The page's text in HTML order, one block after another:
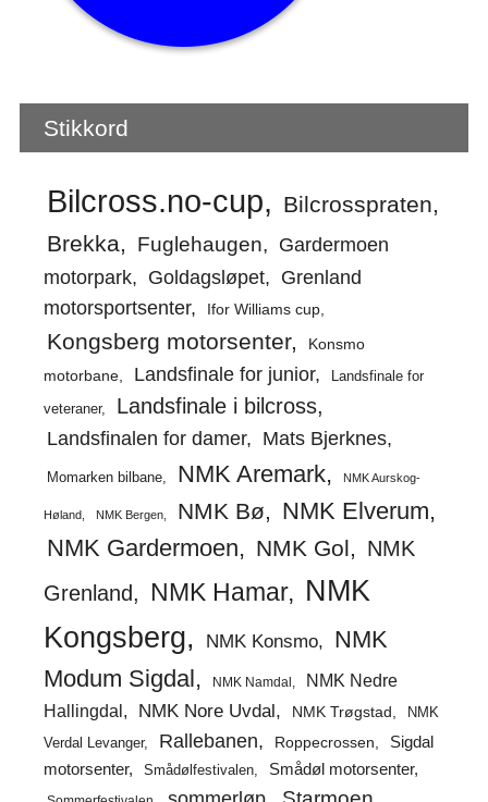
Stikkord
Bilcross.no-cup
Bilcrosspraten
Brekka
Fuglehaugen
Gardermoen
motorpark
Goldagsløpet
Grenland
motorsportsenter
Ifor Williams cup
Kongsberg motorsenter
Konsmo
motorbane
Landsfinale for junior
Landsfinale for
veteraner
Landsfinale i bilcross
Landsfinalen for damer Mats Bjerknes
Momarken bilbane NMK Aremark NMK Aurskog-
Høland NMK Bergen NMK Bø NMK Elverum
NMK Gardermoen NMK Gol
NMK
Grenland
NMK Hamar
NMK
Kongsberg
NMK Konsmo
NMK
Modum Sigdal
NMK Namdal
NMK Nedre
Hallingdal
NMK Nore Uvdal NMK Trøgstad
NMK
Verdal Levanger
Rallebanen Roppecrossen
Sigdal
motorsenter
Smådølfestivalen Smådøl motorsenter